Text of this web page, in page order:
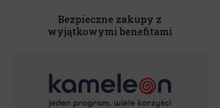
Bezpieczne zakupy z
wyjątkowymi benefitami